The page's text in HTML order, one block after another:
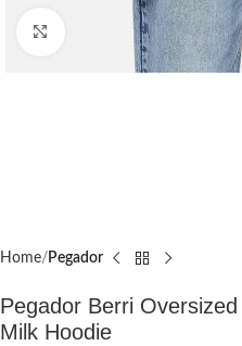
Click to enlarge
Home Pegador​
Pegador Berri
Milk Hoodie